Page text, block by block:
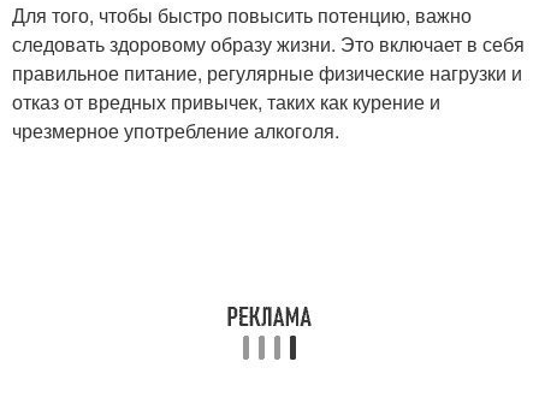
Для того, чтобы быстро повысить потенцию, важно
следовать здоровому образу жизни. Это включает в себя
правильное питание, регулярные физические нагрузки и
отказ от вредных привычек, таких как курение и
чрезмерное употребление алкоголя.